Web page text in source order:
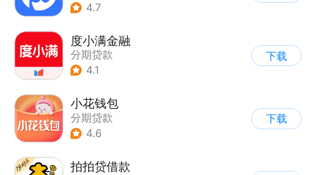
4.7
度小满金融
分期贷款
4.1
下载
小花钱包
分期贷款
4.6
下载
拍拍贷借款